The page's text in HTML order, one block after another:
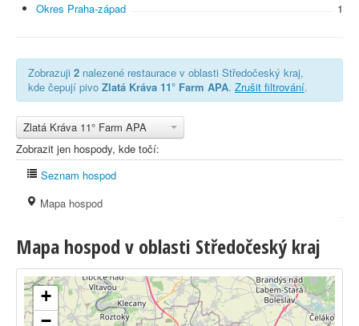
Okres Praha-západ
1
Zobrazuji 2 nalezené restaurace v oblasti Středočeský kraj,
kde čepují pivo Zlatá Kráva 11° Farm APA. Zrušit filtrování.
Zlatá Kráva 11° Farm APA
Zobrazit jen hospody, kde točí:
Seznam hospod
Mapa hospod
Mapa hospod v oblasti Středočeský kraj
+
−